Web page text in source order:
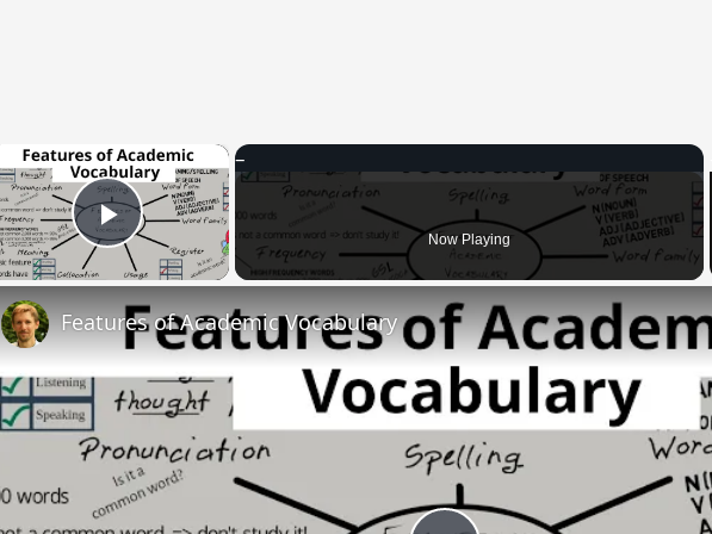
×
Play Video Now Playing
Features of Academic Vocabulary